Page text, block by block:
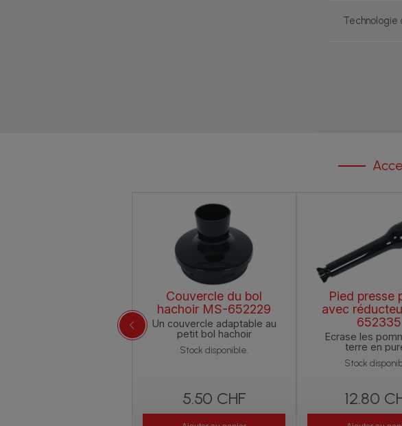
Technologie
Couvercle du bol
hachoir MS-652229
Un couvercle adaptable au
petit bol hachoir
Stock disponible.
5.50 CHF
Pied presse purée
avec
652335
Ecrase les
terre en
Stock
12.80